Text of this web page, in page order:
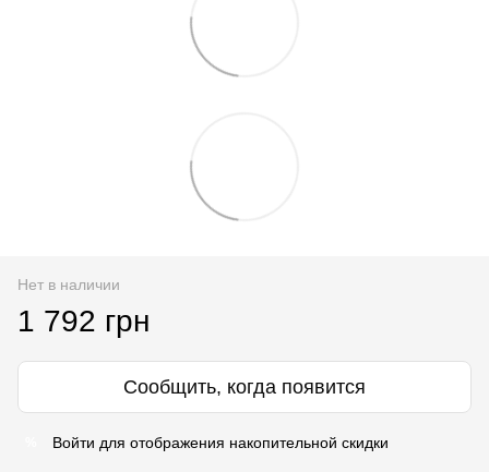
Нет в наличии
1 792 грн
Сообщить, когда появится
Войти для отображения накопительной скидки